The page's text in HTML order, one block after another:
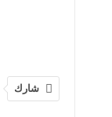
شارك